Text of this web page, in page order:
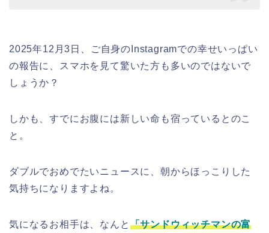
2025年12月3日、ご自身のInstagramでの幸せいっぱい
の報告に、スマホを見て驚いた方も多いのではないで
しょうか？
しかも、すでにお腹には新しい命も宿っているとのこ
と。
ダブルでおめでたいニュースに、朝からほっこりした
気持ちになりますよね。
気になるお相手は、なんと 「サンドウィッチマンの富